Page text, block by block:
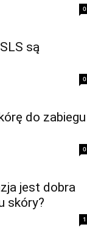
0
są
0
do zabiegu
0
jest dobra
skóry?
1